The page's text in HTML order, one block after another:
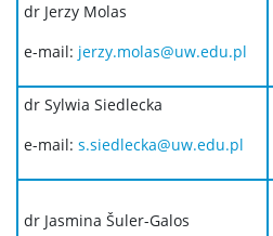
dr Jerzy Molas
e-mail: jerzy.molas@uw.edu.pl
dr Sylwia Siedlecka
e-mail: s.siedlecka@uw.edu.pl
dr Jasmina Šuler-Galos